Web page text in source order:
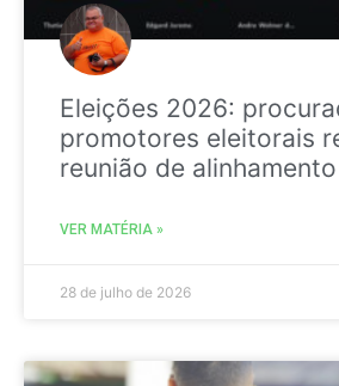
Eleições 2026:
promotores eleitorais
reunião de
VER MATÉRIA »
28 de julho de 2026